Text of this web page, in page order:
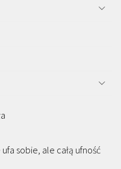
sobie, ale całą ufność